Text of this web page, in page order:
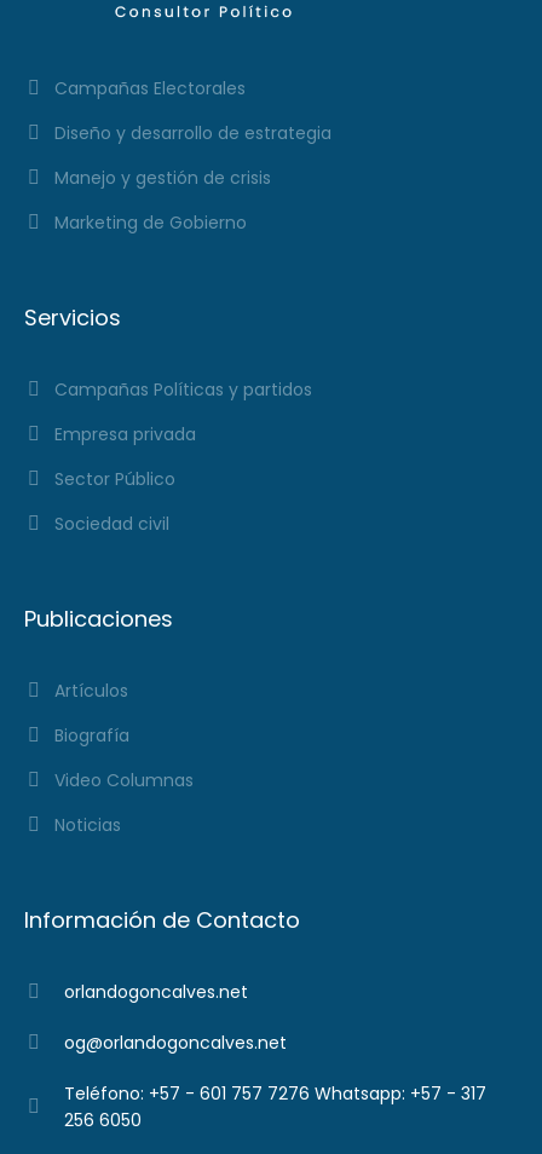
Campañas Electorales
Diseño y desarrollo de estrategia
Manejo y gestión de crisis
Marketing de Gobierno
Servicios
Campañas Políticas y partidos
Empresa privada
Sector Público
Sociedad civil
Publicaciones
Artículos
Biografía
Video Columnas
Noticias
Información de Contacto
orlandogoncalves.net
og@orlandogoncalves.net
Teléfono: +57 - 601 757 7276 Whatsapp: +57 - 317
256 6050